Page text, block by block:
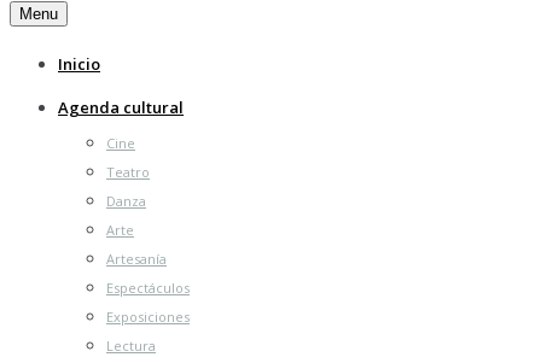
Menu
Inicio
Agenda cultural
Cine
Teatro
Danza
Arte
Artesanía
Espectáculos
Exposiciones
Lectura